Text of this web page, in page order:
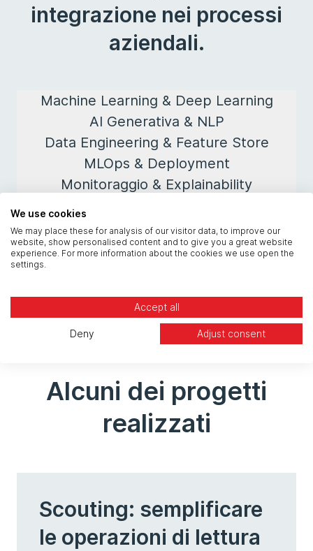
integrazione nei processi
aziendali.
Machine Learning & Deep Learning
AI Generativa & NLP
Data Engineering & Feature Store
MLOps & Deployment
Monitoraggio & Explainability
PyTorch
Scikit-learn
Keras
Alcuni dei progetti
realizzati
Scouting: semplificare
le operazioni di lettura
We use cookies
We may place these for analysis of our visitor data, to improve our
website, show personalised content and to give you a great website
experience. For more information about the cookies we use open the
settings.
Accept all
Deny Adjust consent